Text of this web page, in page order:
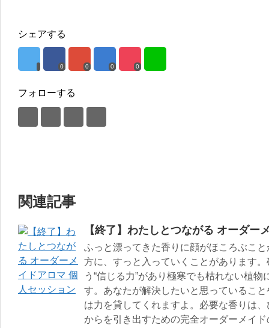
シェアする
0 0 0 0
フォローする
関連記事
【終了】わたしとつながる オーダー
ふっと漂ってきた香りに顔がほころぶこ
方に、すっと入っていくことがあります
う“信じる力”があり極寒でも枯れない植物
す。あなたが解決したいと思っているこ
は力を貸してくれますよ。必要な香りは
からを引き出すための完全オーダーメイ